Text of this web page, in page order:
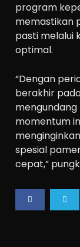
program
memastikan
pasti melalui
optimal.
“Dengan
berakhir
momentum
spesial
cepat,”